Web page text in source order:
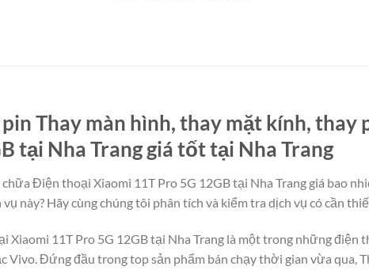
Thay màn hình, thay mặt kính, thay
tại Nha Trang giá tốt tại Nha Trang
Điện thoại Xiaomi 11T Pro 5G 12GB tại Nha Trang giá bao
này? Hãy cùng chúng tôi phân tích và kiểm tra dịch vụ có cần
Xiaomi 11T Pro 5G 12GB tại Nha Trang là một trong những
Vivo. Đứng đầu trong top sản phẩm bán chạy thời gian vừa qua,